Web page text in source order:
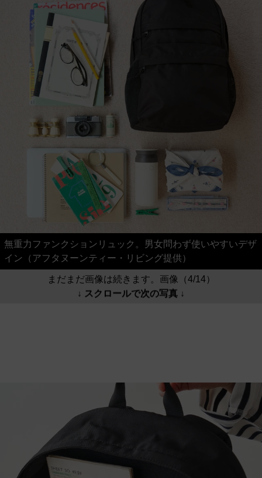
無重力ファンクションリュック。男女問わず使いやすいデザ
イン（アフタヌーンティー・リビング提供）
まだまだ画像は続きます。画像（4/14）
↓ スクロールで次の写真 ↓